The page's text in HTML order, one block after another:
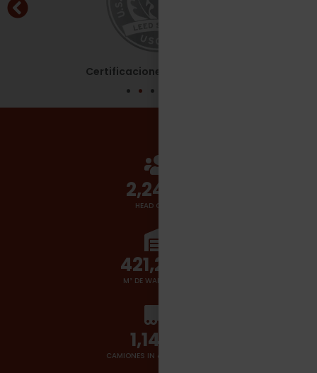
Certificaciones - Leed Silver
2,700
HEAD COUNT
510,000
M² DE WAREHOUSES
1,400
CAMIONES IN & OUT POR DÍA